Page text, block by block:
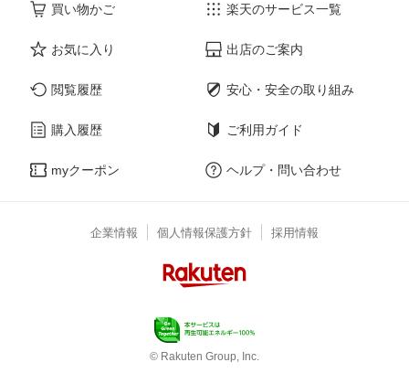
買い物かご
お気に入り
閲覧履歴
購入履歴
myクーポン
楽天のサービス一覧
出店のご案内
安心・安全の取り組み
ご利用ガイド
ヘルプ・問い合わせ
企業情報 個人情報保護方針 採用情報
© Rakuten Group, Inc.